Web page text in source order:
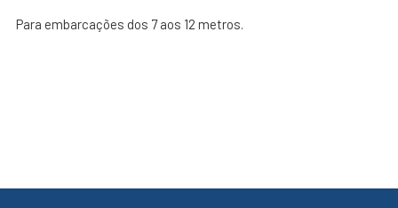
Para embarcações dos 7 aos 12 metros.